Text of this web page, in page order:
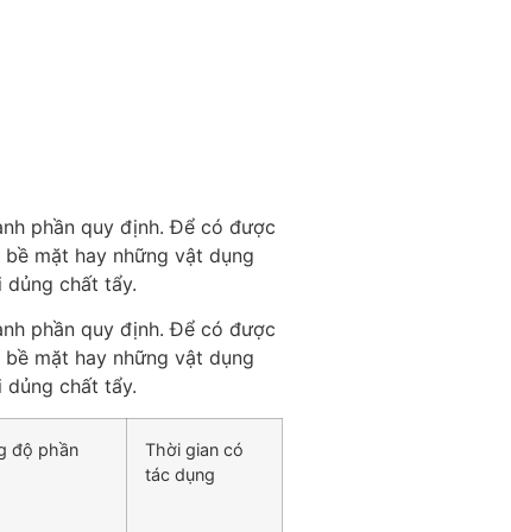
phần quy định. Để có được
mặt hay những vật dụng
dủng chất tẩy.
phần quy định. Để có được
mặt hay những vật dụng
dủng chất tẩy.
độ phần
Thời gian có
tác dụng